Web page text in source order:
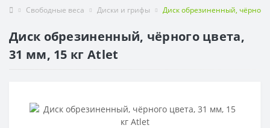
Свободные веса Диски и грифы Диск обрезиненный,
Диск обрезиненный, чёрного цвета,
31 мм, 15 кг Atlet